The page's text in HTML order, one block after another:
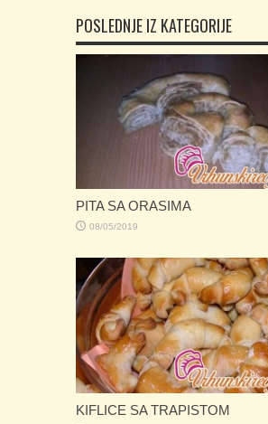
POSLEDNJE IZ KATEGORIJE
PITA SA ORASIMA
08/05/2019
KIFLICE SA TRAPISTOM